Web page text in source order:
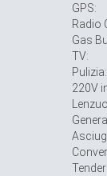
GPS:
Radio
Gas
TV:
Pulizia:
220V
Tender: